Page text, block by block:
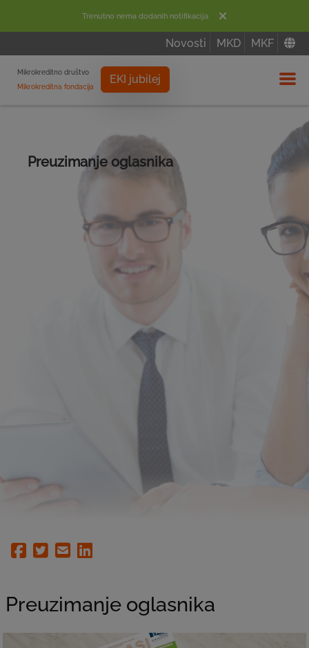
Trenutno nema dodanih notifikacija
Novosti MKD MKF
Mikrokreditno društvo
Mikrokreditna fondacija
EKI jubilej
Preuzimanje oglasnika
Facebook
TwitterEmailLinkedin
Preuzimanje oglasnika